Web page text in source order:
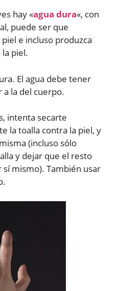
hay «agua dura«, con
puede ser que
e incluso produzca
piel.
El agua debe tener
la del cuerpo.
intenta secarte
la toalla contra la piel, y
(incluso sólo
y dejar que el resto
mismo). También usar